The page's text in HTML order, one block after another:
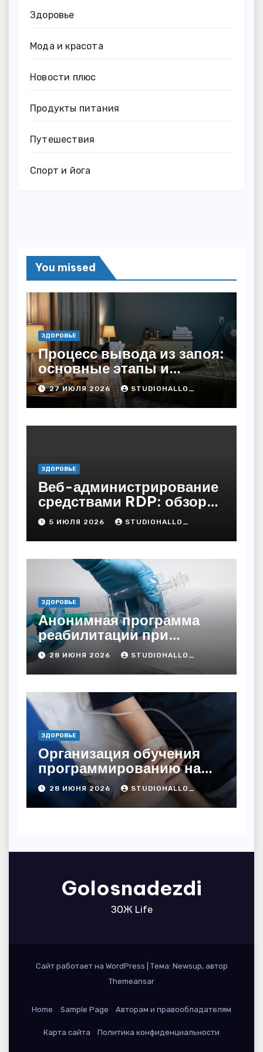
Здоровье
Мода и красота
Новости плюс
Продукты питания
Путешествия
Спорт и йога
You missed
ЗДОРОВЬЕ
Процесс вывода из запоя:
основные этапы и
методы
27 ИЮЛЯ 2026 STUDIOHALLO_
ЗДОРОВЬЕ
Веб-администрирование
средствами RDP: обзор
технических решений
5 ИЮЛЯ 2026 STUDIOHALLO_
ЗДОРОВЬЕ
Анонимная программа
реабилитации при
алкогольной зависимости
с персональным
подходом и
лицензированными
врачами
28 ИЮНЯ 2026 STUDIOHALLO_
ЗДОРОВЬЕ
Организация обучения
программированию на
дому
28 ИЮНЯ 2026 STUDIOHALLO_
Golosnadezdi
ЗОЖ Life
Сайт работает на WordPress
Тема: Newsup, автор
Themeansar
Home Sample Page Авторам и правообладателям
Карта сайта Политика конфиденциальности